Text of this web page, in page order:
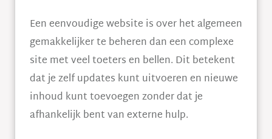
Een eenvoudige website is over het algemeen
gemakkelijker te beheren dan een complexe
site met veel toeters en bellen. Dit betekent
dat je zelf updates kunt uitvoeren en nieuwe
inhoud kunt toevoegen zonder dat je
afhankelijk bent van externe hulp.